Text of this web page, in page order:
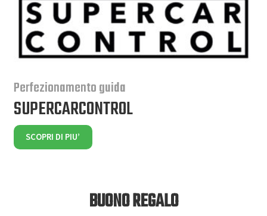
Perfezionamento guida
SUPERCARCONTROL
SCOPRI DI PIU’
BUONO REGALO